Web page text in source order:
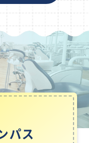
パス